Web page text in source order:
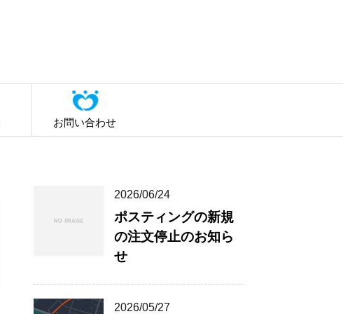
お問い合わせ
2026/06/24
ポスティングの新規
の注文停止のお知ら
せ
2026/05/27